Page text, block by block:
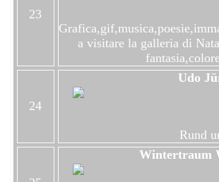
23
a visitare la galleria di
24
Udo
Rund
Wintertraum